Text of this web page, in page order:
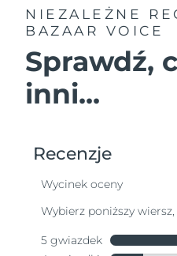
NIEZALEŻNE
BAZAAR VOICE
Sprawdź,
inni...